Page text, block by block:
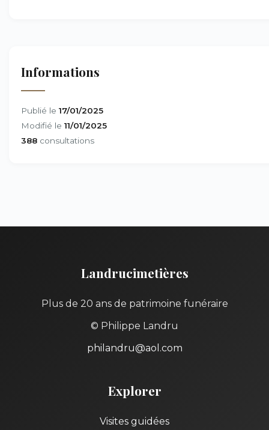
Informations
Publié le 17/01/2025
Modifié le 11/01/2025
388 consultations
Landrucimetières
Plus de 20 ans de patrimoine funéraire
© Philippe Landru
philandru@aol.com
Explorer
Visites guidées